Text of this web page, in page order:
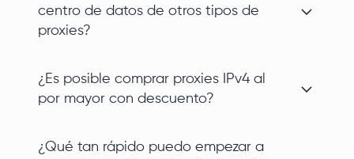
centro de datos de otros tipos de
proxies?
¿Es posible comprar proxies IPv4 al
por mayor con descuento?
¿Qué tan rápido puedo empezar a